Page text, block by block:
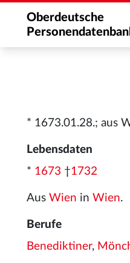
Oberdeutsche
* 1673.01.28.; aus
Lebensdaten
* 1673 †1732
Aus Wien in Wien.
Berufe
Benediktiner,